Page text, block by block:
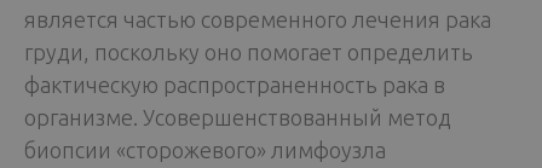
является частью современного лечения рака
груди, поскольку оно помогает определить
фактическую распространенность рака в
организме. Усовершенствованный метод
биопсии «сторожевого» лимфоузла